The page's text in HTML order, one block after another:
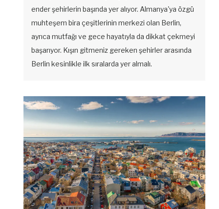
ender şehirlerin başında yer alıyor. Almanya'ya özgü
muhteşem bira çeşitlerinin merkezi olan Berlin,
ayrıca mutfağı ve gece hayatıyla da dikkat çekmeyi
başarıyor. Kışın gitmeniz gereken şehirler arasında
Berlin kesinlikle ilk sıralarda yer almalı.